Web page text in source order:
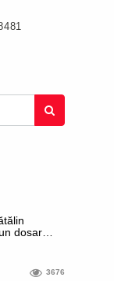
dosar
parte a
3676